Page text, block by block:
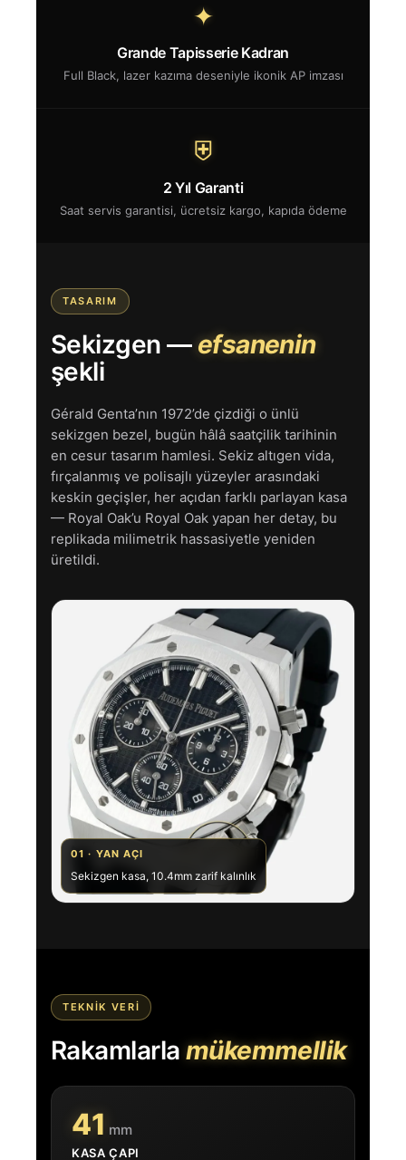
✦
Grande Tapisserie Kadran
Full Black, lazer kazıma deseniyle ikonik AP imzası
⛨
2 Yıl Garanti
Saat servis garantisi, ücretsiz kargo, kapıda ödeme
TASARIM
Sekizgen —efsanenin
şekli
Gérald Genta’nın 1972’de çizdiği o ünlü
sekizgen bezel, bugün hâlâ saatçilik tarihinin
en cesur tasarım hamlesi. Sekiz altıgen vida,
fırçalanmış ve polisajlı yüzeyler arasındaki
keskin geçişler, her açıdan farklı parlayan kasa
— Royal Oak’u Royal Oak yapan her detay, bu
replikada milimetrik hassasiyetle yeniden
üretildi.
01 · YAN AÇI
Sekizgen kasa, 10.4mm zarif kalınlık
TEKNIK VERI
Rakamlarla mükemmellik
41 mm
KASA ÇAPI